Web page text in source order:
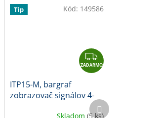
Tip
Z
A
R
M
ZADARMO
ITP15-M, bargraf
zobrazovač signálov 4-
Skladom (5 ks)
Kód: 149586
Ďalší
produkt